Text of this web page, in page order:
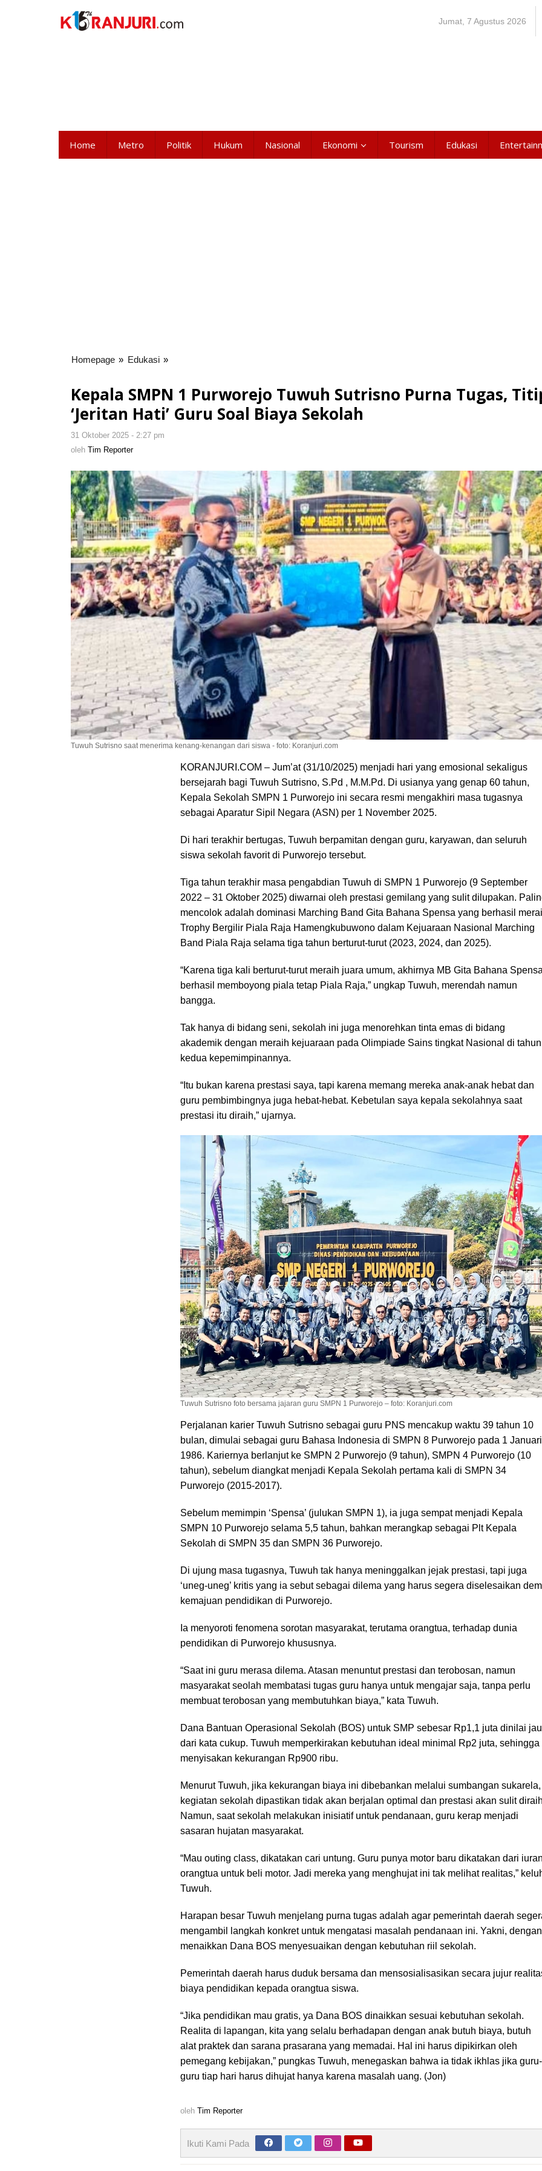
Jumat, 7 Agustus 2026
Home Metro Politik Hukum Nasional Ekonomi Tourism Edukasi
Homepage » Edukasi »
Purworejo
Tuwuh
'Jeritan
Hati'
Guru
Soal
Biaya
Sekolah
Kepala SMPN 1 Purworejo Tuwuh Sutrisno Purna Tugas,
‘Jeritan Hati’ Guru Soal Biaya Sekolah
31 Oktober 2025 - 2:27 pm
oleh Tim Reporter
Tuwuh Sutrisno saat menerima kenang-kenangan dari siswa - foto: Koranjuri.com
KORANJURI.COM – Jum’at (31/10/2025) menjadi hari yang emosional sekaligus
bersejarah bagi Tuwuh Sutrisno, S.Pd , M.M.Pd. Di usianya yang genap 60 tahun,
Kepala Sekolah SMPN 1 Purworejo ini secara resmi mengakhiri masa tugasnya
sebagai Aparatur Sipil Negara (ASN) per 1 November 2025.
Di hari terakhir bertugas, Tuwuh berpamitan dengan guru, karyawan, dan seluruh
siswa sekolah favorit di Purworejo tersebut.
Tiga tahun terakhir masa pengabdian Tuwuh di SMPN 1 Purworejo (9 September
2022 – 31 Oktober 2025) diwarnai oleh prestasi gemilang yang sulit dilupakan.
mencolok adalah dominasi Marching Band Gita Bahana Spensa yang berhasil
Trophy Bergilir Piala Raja Hamengkubuwono dalam Kejuaraan Nasional Marching
Band Piala Raja selama tiga tahun berturut-turut (2023, 2024, dan 2025).
“Karena tiga kali berturut-turut meraih juara umum, akhirnya MB Gita Bahana
berhasil memboyong piala tetap Piala Raja,” ungkap Tuwuh, merendah namun
bangga.
Tak hanya di bidang seni, sekolah ini juga menorehkan tinta emas di bidang
akademik dengan meraih kejuaraan pada Olimpiade Sains tingkat Nasional di tahun
kedua kepemimpinannya.
“Itu bukan karena prestasi saya, tapi karena memang mereka anak-anak hebat dan
guru pembimbingnya juga hebat-hebat. Kebetulan saya kepala sekolahnya saat
prestasi itu diraih,” ujarnya.
Tuwuh Sutrisno foto bersama jajaran guru SMPN 1 Purworejo – foto: Koranjuri.com
Perjalanan karier Tuwuh Sutrisno sebagai guru PNS mencakup waktu 39 tahun 10
bulan, dimulai sebagai guru Bahasa Indonesia di SMPN 8 Purworejo pada 1 Januari
1986. Kariernya berlanjut ke SMPN 2 Purworejo (9 tahun), SMPN 4 Purworejo (10
tahun), sebelum diangkat menjadi Kepala Sekolah pertama kali di SMPN 34
Purworejo (2015-2017).
Sebelum memimpin ‘Spensa’ (julukan SMPN 1), ia juga sempat menjadi Kepala
SMPN 10 Purworejo selama 5,5 tahun, bahkan merangkap sebagai Plt Kepala
Sekolah di SMPN 35 dan SMPN 36 Purworejo.
Di ujung masa tugasnya, Tuwuh tak hanya meninggalkan jejak prestasi, tapi juga
‘uneg-uneg’ kritis yang ia sebut sebagai dilema yang harus segera diselesaikan
kemajuan pendidikan di Purworejo.
Ia menyoroti fenomena sorotan masyarakat, terutama orangtua, terhadap dunia
pendidikan di Purworejo khususnya.
“Saat ini guru merasa dilema. Atasan menuntut prestasi dan terobosan, namun
masyarakat seolah membatasi tugas guru hanya untuk mengajar saja, tanpa perlu
membuat terobosan yang membutuhkan biaya,” kata Tuwuh.
Dana Bantuan Operasional Sekolah (BOS) untuk SMP sebesar Rp1,1 juta dinilai
dari kata cukup. Tuwuh memperkirakan kebutuhan ideal minimal Rp2 juta, sehingga
menyisakan kekurangan Rp900 ribu.
Menurut Tuwuh, jika kekurangan biaya ini dibebankan melalui sumbangan sukarela,
kegiatan sekolah dipastikan tidak akan berjalan optimal dan prestasi akan sulit
Namun, saat sekolah melakukan inisiatif untuk pendanaan, guru kerap menjadi
sasaran hujatan masyarakat.
“Mau outing class, dikatakan cari untung. Guru punya motor baru dikatakan dari
orangtua untuk beli motor. Jadi mereka yang menghujat ini tak melihat realitas,”
Tuwuh.
Harapan besar Tuwuh menjelang purna tugas adalah agar pemerintah daerah
mengambil langkah konkret untuk mengatasi masalah pendanaan ini. Yakni, dengan
menaikkan Dana BOS menyesuaikan dengan kebutuhan riil sekolah.
Pemerintah daerah harus duduk bersama dan mensosialisasikan secara jujur
biaya pendidikan kepada orangtua siswa.
“Jika pendidikan mau gratis, ya Dana BOS dinaikkan sesuai kebutuhan sekolah.
Realita di lapangan, kita yang selalu berhadapan dengan anak butuh biaya, butuh
alat praktek dan sarana prasarana yang memadai. Hal ini harus dipikirkan oleh
pemegang kebijakan,” pungkas Tuwuh, menegaskan bahwa ia tidak ikhlas jika guru-
guru tiap hari harus dihujat hanya karena masalah uang. (Jon)
oleh Tim Reporter
Ikuti Kami Pada